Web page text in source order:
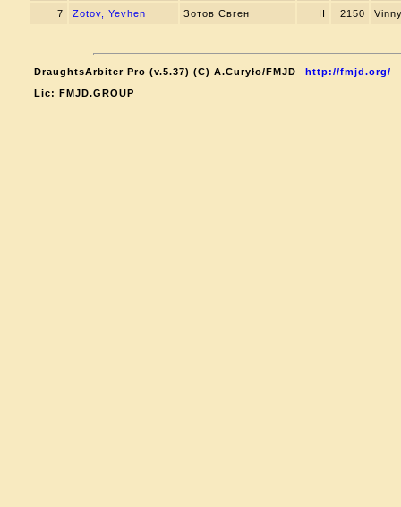
7 Zotov, Yevhen Зотов Євген II 2150
DraughtsArbiter Pro (v.5.37) (C) A.Curyło/FMJD
http://fmjd.org/
Lic: FMJD.GROUP